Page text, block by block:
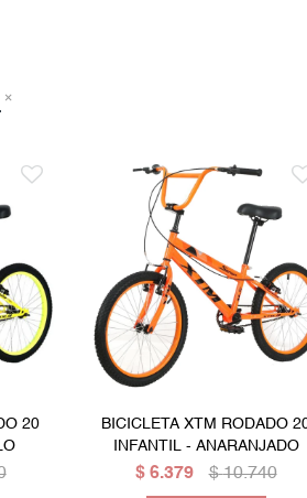
20
BICICLETA XTM RODADO
INFANTIL - ANARANJADO
$ 6.379 $ 10.740